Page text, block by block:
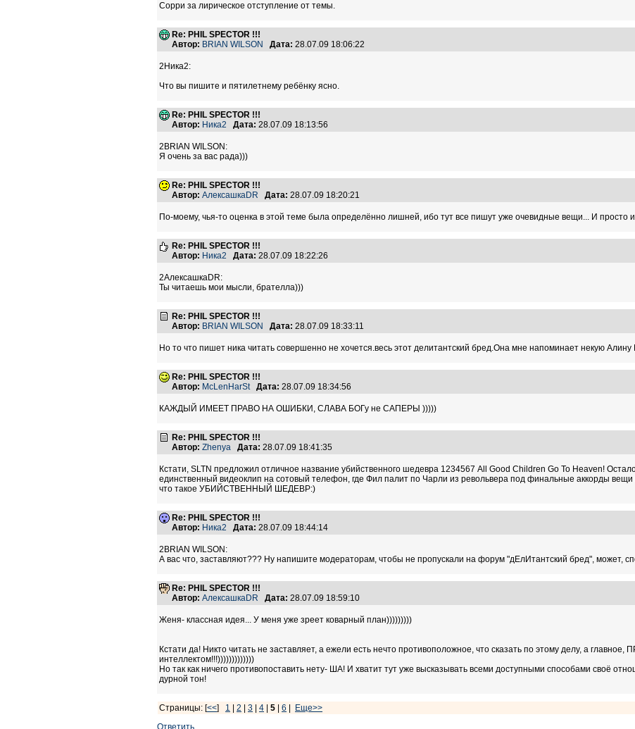
Сорри за лирическое отступление от темы.
Re: PHIL SPECTOR !!!
Автор: BRIAN WILSON Дата: 28.07.09 18:06:22
2Ника2:
Что вы пишите и пятилетнему ребёнку ясно.
Re: PHIL SPECTOR !!!
Автор: Ника2 Дата: 28.07.09 18:13:56
2BRIAN WILSON:
Я очень за вас рада)))
Re: PHIL SPECTOR !!!
Автор: АлексашкаDR Дата: 28.07.09 18:20:21
По-моему, чья-то оценка в этой теме была определённо лишней, ибо тут все пишут уже очевидные вещи... И просто
Re: PHIL SPECTOR !!!
Автор: Ника2 Дата: 28.07.09 18:22:26
2АлексашкаDR:
Ты читаешь мои мысли, брателла)))
Re: PHIL SPECTOR !!!
Автор: BRIAN WILSON Дата: 28.07.09 18:33:11
Но то что пишет ника читать совершенно не хочется.весь этот делитантский бред.Она мне напоминает некую Алину
Re: PHIL SPECTOR !!!
Автор: McLenHarSt Дата: 28.07.09 18:34:56
КАЖДЫЙ ИМЕЕТ ПРАВО НА ОШИБКИ, СЛАВА БОГу не САПЕРЫ )))))
Re: PHIL SPECTOR !!!
Автор: Zhenya Дата: 28.07.09 18:41:35
Кстати, SLTN предложил отличное название убийственного шедевра 1234567 All Good Children Go To Heaven!
единственный видеоклип на сотовый телефон, где Фил палит по Чарли из револьвера под финальные аккорды
что такое УБИЙСТВЕННЫЙ ШЕДЕВР:)
Re: PHIL SPECTOR !!!
Автор: Ника2 Дата: 28.07.09 18:44:14
2BRIAN WILSON:
А вас что, заставляют??? Ну напишите модераторам, чтобы не пропускали на форум "дЕлИтантский бред", может,
Re: PHIL SPECTOR !!!
Автор: АлексашкаDR Дата: 28.07.09 18:59:10
Женя- классная идея... У меня уже зреет коварный план)))))))))
Кстати да! Никто читать не заставляет, а ежели есть нечто противоположное, что сказать по этому делу, а
интеллектом!!!)))))))))))))
Но так как ничего противопоставить нету- ША! И хватит тут уже высказывать всеми доступными способами своё
дурной тон!
Страницы: [<<] 1 2 3 4 5 6
Еще>>
Ответить